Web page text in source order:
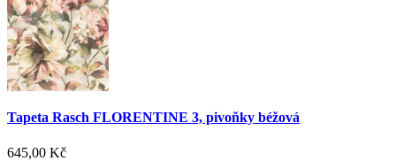
Tapeta Rasch FLORENTINE 3, pivoňky béžová
645,00 Kč